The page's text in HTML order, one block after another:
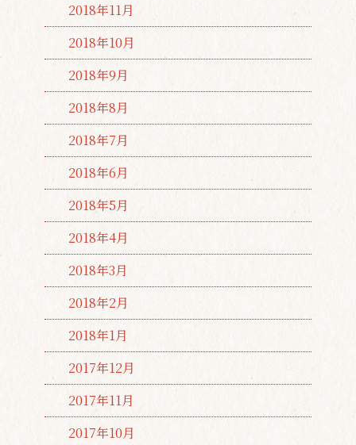
2018年11月
2018年10月
2018年9月
2018年8月
2018年7月
2018年6月
2018年5月
2018年4月
2018年3月
2018年2月
2018年1月
2017年12月
2017年11月
2017年10月